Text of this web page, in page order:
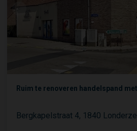
Ruim te renoveren handelspand
Bergkapelstraat 4, 1840